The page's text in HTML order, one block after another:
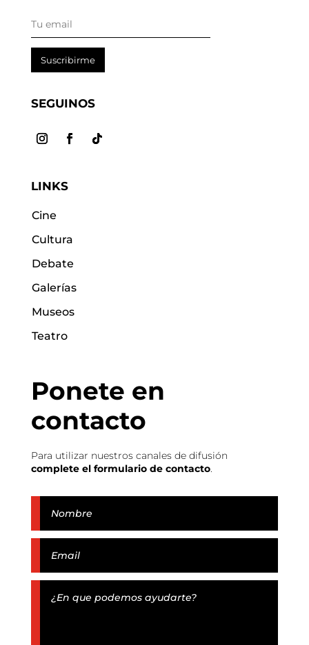
Suscribirme
SEGUINOS
LINKS
Cine
Cultura
Debate
Galerías
Museos
Teatro
Ponete en
contacto
Para utilizar nuestros canales de difusión
complete el formulario de contacto.